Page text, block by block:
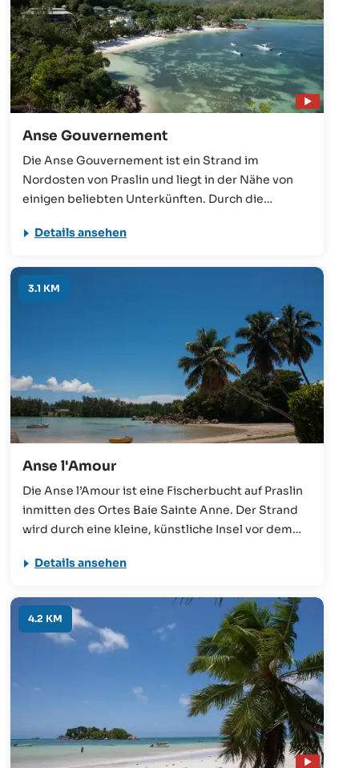
Anse Gouvernement
Die Anse Gouvernement ist ein Strand im
Nordosten von Praslin und liegt in der Nähe von
einigen beliebten Unterkünften. Durch die
eignet sich ideal für viele Aktivitäten, wie
Details ansehen
3.1 KM
Anse l'Amour
Die Anse l’Amour ist eine Fischerbucht auf Praslin
inmitten des Ortes Baie Sainte Anne. Der Strand
wird durch eine kleine, künstliche Insel vor dem
ganzjährig ruhig ist. Auch wenn dieser nicht zu den
man hier einen authentischen Einblick in das
Leben der Seychellois.
Details ansehen
4.2 KM